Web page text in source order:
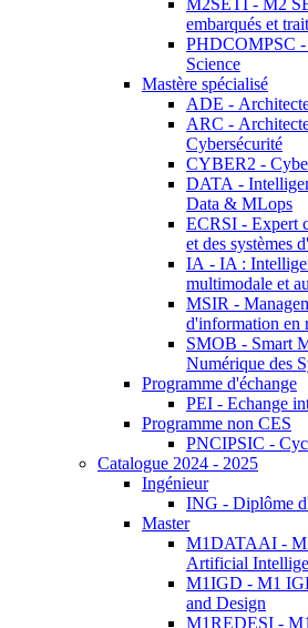
M2SETI - M2
embarqués et
PHDCOMPSC
Science
Mastère spécialisé
ADE -
ARC -
Cybersécurité
CYBER2 -
DATA -
Data & MLops
ECRSI - Expert
et des systèmes
IA - IA :
multimodale et
MSIR -
d'information en
SMOB - Smart
Numérique des
Programme d'échange
PEI - Echange
Programme non CES
PNCIPSIC -
Catalogue 2024 - 2025
Ingénieur
ING - Diplôme
Master
M1DATAAI -
Artificial
M1IGD - M1
and Design
M1REDESI -